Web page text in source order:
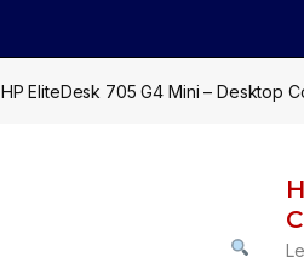
HP EliteDesk 705 G4 Mini – Desktop